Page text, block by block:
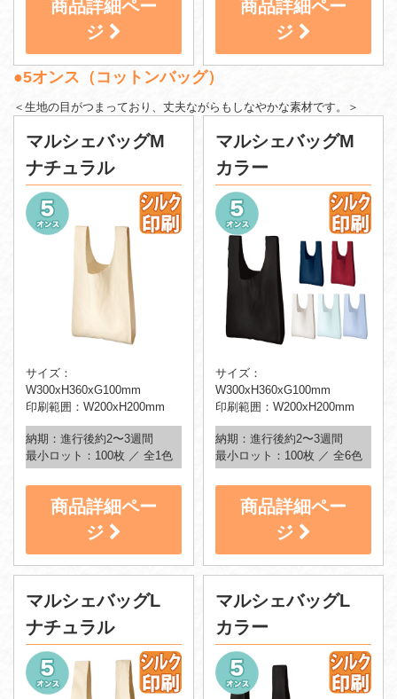
商品詳細ペー
ジ
商品詳細ペー
ジ
●5オンス（コットンバッグ）
＜生地の目がつまっており、丈夫ながらもしなやかな素材です。＞
マルシェバッグM
ナチュラル
サイズ：
W300xH360xG100mm
印刷範囲：W200xH200mm
納期：進行後約2〜3週間
最小ロット：100枚 ／ 全1色
商品詳細ペー
ジ
マルシェバッグM
カラー
サイズ：
W300xH360xG100mm
印刷範囲：W200xH200mm
納期：進行後約2〜3週間
最小ロット：100枚 ／ 全6色
商品詳細ペー
ジ
マルシェバッグL
ナチュラル
マルシェバッグL
カラー